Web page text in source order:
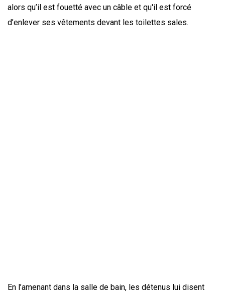
alors qu’il est fouetté avec un câble et qu'il est forcé
d’enlever ses vêtements devant les toilettes sales.
En l’amenant dans la salle de bain, les détenus lui disent